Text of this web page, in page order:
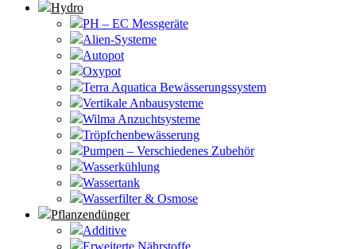
Hydro
PH – EC Messgeräte
Alien-Systeme
Autopot
Oxypot
Terra Aquatica Bewässerungssystem
Vertikale Anbausysteme
Wilma Anzuchtsysteme
Tröpfchenbewässerung
Pumpen – Verschiedenes Zubehör
Wasserkühlung
Wassertank
Wasserfilter & Osmose
Pflanzendünger
Additive
Erweiterte Nährstoffe